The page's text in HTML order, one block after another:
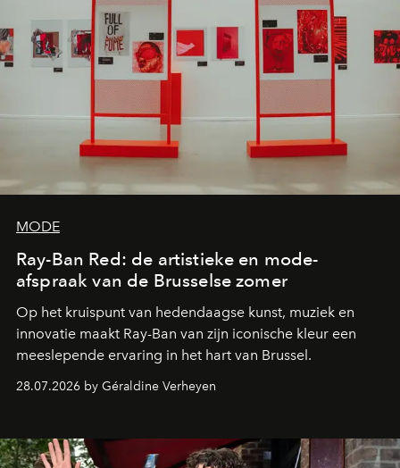
MODE
Ray-Ban Red: de artistieke en mode-
afspraak van de Brusselse zomer
Op het kruispunt van hedendaagse kunst, muziek en
innovatie maakt Ray-Ban van zijn iconische kleur een
meeslepende ervaring in het hart van Brussel.
28.07.2026 by Géraldine Verheyen